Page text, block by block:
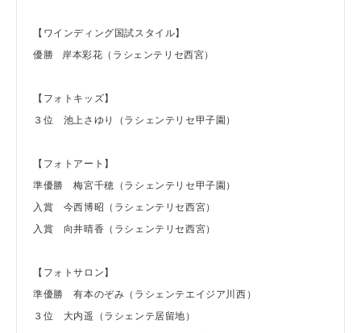
【ワインディング国試スタイル】
優勝 岸本彩花（ラシェンテリセ西宮）
【フォトキッズ】
３位 池上さゆり（ラシェンテリセ甲子園）
【フォトアート】
準優勝 梅宮千穂（ラシェンテリセ甲子園）
入賞 今西博昭（ラシェンテリセ西宮）
入賞 向井晴香（ラシェンテリセ西宮）
【フォトサロン】
準優勝 有本のぞみ（ラシェンテエイジア川西）
３位 大内遥（ラシェンテ居留地）